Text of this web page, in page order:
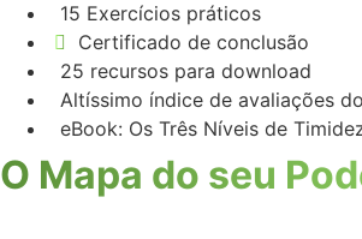
15 Exercícios práticos
Certificado de conclusão
25 recursos para download
Altíssimo índice de avaliações
eBook: Os Três Níveis de
O Mapa do seu